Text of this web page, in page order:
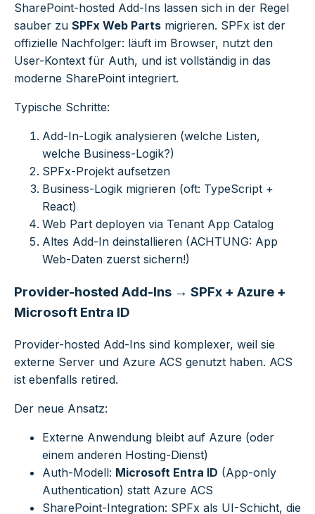
SharePoint-hosted Add-Ins lassen sich in der Regel
sauber zu SPFx Web Parts migrieren. SPFx ist der
offizielle Nachfolger: läuft im Browser, nutzt den
User-Kontext für Auth, und ist vollständig in das
moderne SharePoint integriert.
Typische Schritte:
Add-In-Logik analysieren (welche Listen,
welche Business-Logik?)
SPFx-Projekt aufsetzen
Business-Logik migrieren (oft: TypeScript +
React)
Web Part deployen via Tenant App Catalog
Altes Add-In deinstallieren (ACHTUNG: App
Web-Daten zuerst sichern!)
Provider-hosted Add-Ins → SPFx + Azure +
Microsoft Entra ID
Provider-hosted Add-Ins sind komplexer, weil sie
externe Server und Azure ACS genutzt haben. ACS
ist ebenfalls retired.
Der neue Ansatz:
Externe Anwendung bleibt auf Azure (oder
einem anderen Hosting-Dienst)
Auth-Modell: Microsoft Entra ID (App-only
Authentication) statt Azure ACS
SharePoint-Integration: SPFx als UI-Schicht, die